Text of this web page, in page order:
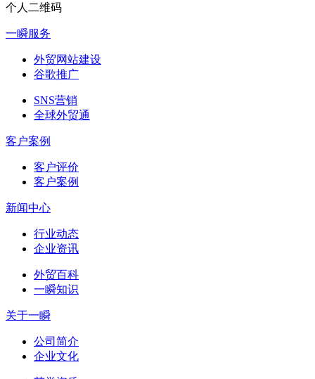
个人二维码
一瞬服务
外贸网站建设
谷歌推广
SNS营销
全球外贸通
客户案例
客户评价
客户案例
新闻中心
行业动态
企业资讯
外贸百科
一瞬知识
关于一瞬
公司简介
企业文化